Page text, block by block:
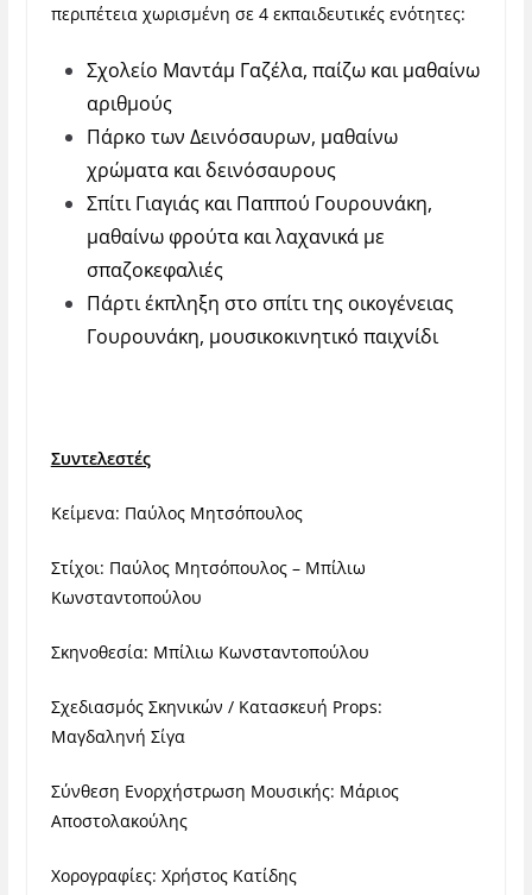
περιπέτεια χωρισμένη σε 4 εκπαιδευτικές ενότητες:
Σχολείο Μαντάμ Γαζέλα, παίζω και μαθαίνω
αριθμούς
Πάρκο των Δεινόσαυρων, μαθαίνω
χρώματα και δεινόσαυρους
Σπίτι Γιαγιάς και Παππού Γουρουνάκη,
μαθαίνω φρούτα και λαχανικά με
σπαζοκεφαλιές
Πάρτι έκπληξη στο σπίτι της οικογένειας
Γουρουνάκη, μουσικοκινητικό παιχνίδι
Συντελεστές
Κείμενα: Παύλος Μητσόπουλος
Στίχοι: Παύλος Μητσόπουλος – Μπίλιω
Κωνσταντοπούλου
Σκηνοθεσία: Μπίλιω Κωνσταντοπούλου
Σχεδιασμός Σκηνικών / Κατασκευή Props:
Μαγδαληνή Σίγα
Σύνθεση Ενορχήστρωση Μουσικής: Μάριος
Αποστολακούλης
Χορογραφίες: Χρήστος Κατίδης